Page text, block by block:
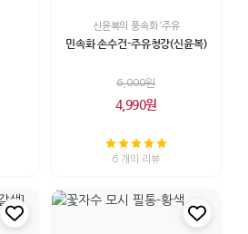
신윤복의 풍속화 ‘주유
민속화 손수건-주유청강(신윤복)
6,000원
4,990원
6 개의 리뷰